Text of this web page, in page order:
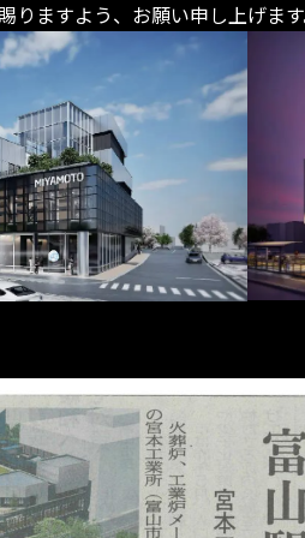
りますよう、お願い申し上げま